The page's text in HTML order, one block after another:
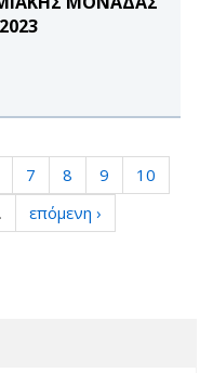
7 8 9
10
επόμενη ›